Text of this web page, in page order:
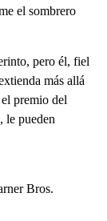
el sombrero
pero él, fiel
más allá
premio del
le pueden
Bros.